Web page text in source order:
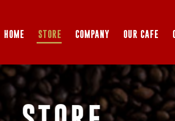
HOME STORE COMPANY OUR CAFE